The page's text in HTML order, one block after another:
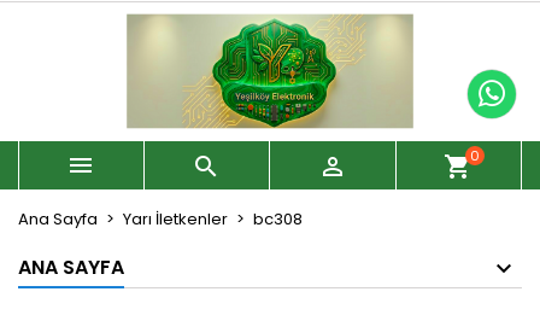
   shopping_cart0
Ana Sayfa Yarı İletkenler bc308
ANA SAYFA